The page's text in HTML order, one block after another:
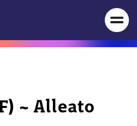
~ Alleato